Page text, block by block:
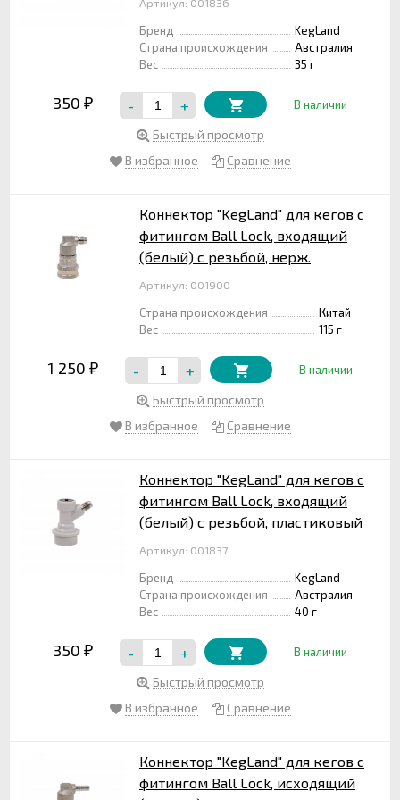
Бренд
KegLand
Страна происхождения
Австралия
Вес
35 г
350 ₽ - + В наличии
Быстрый просмотр
В избранное
Сравнение
Коннектор "KegLand" для кегов с
фитингом Ball Lock, входящий
(белый) с резьбой, нерж.
Артикул: 001900
Страна происхождения
Китай
Вес
115 г
1 250 ₽ - + В наличии
Быстрый просмотр
В избранное
Сравнение
Коннектор "KegLand" для кегов с
фитингом Ball Lock, входящий
(белый) с резьбой, пластиковый
Артикул: 001837
Бренд
KegLand
Страна происхождения
Австралия
Вес
40 г
350 ₽ - + В наличии
Быстрый просмотр
В избранное
Сравнение
Коннектор "KegLand" для кегов с
фитингом Ball Lock, исходящий